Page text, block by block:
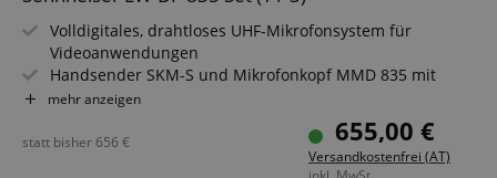
Volldigitales, drahtloses UHF-Mikrofonsystem für
Videoanwendungen
Handsender SKM-S und Mikrofonkopf MMD 835 mit
Nierencharakteristik
Frequenzbereich Y1-3: 1785,2 - 1799,8 MHz
Besonders lange Akkulaufzeit: Sender bis zu 12 Std.,
mehr anzeigen
655,00 €
Versandkostenfrei (AT)
statt bisher 656 €